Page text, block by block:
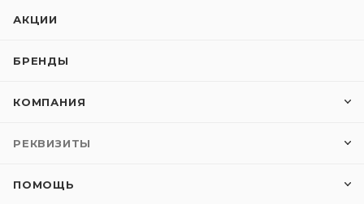
АКЦИИ
БРЕНДЫ
КОМПАНИЯ
РЕКВИЗИТЫ
ПОМОЩЬ